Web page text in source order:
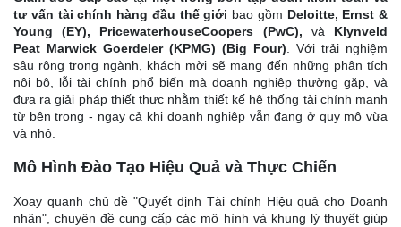
tư vấn tài chính hàng đầu thế giới bao gồm Deloitte, Ernst &
Young (EY), PricewaterhouseCoopers (PwC), và Klynveld
Peat Marwick Goerdeler (KPMG) (Big Four) . Với trải nghiệm
sâu rộng trong ngành, khách mời sẽ mang đến những phân tích
nội bộ, lỗi tài chính phổ biến mà doanh nghiệp thường gặp, và
đưa ra giải pháp thiết thực nhằm thiết kế hệ thống tài chính mạnh
từ bên trong - ngay cả khi doanh nghiệp vẫn đang ở quy mô vừa
và nhỏ.
Mô Hình Đào Tạo Hiệu Quả và Thực Chiến
Xoay quanh chủ đề "Quyết định Tài chính Hiệu quả cho Doanh
nhân", chuyên đề cung cấp các mô hình và khung lý thuyết giúp